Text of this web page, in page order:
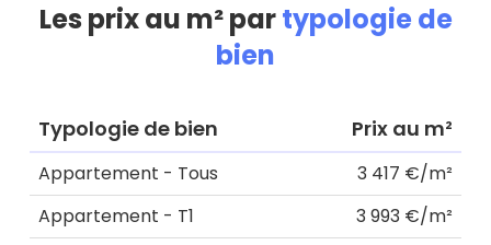
Les prix au m² partypologie de
bien
Typologie de bien Prix au m²
Appartement - Tous
3 417 €/m²
Appartement - T1
3 993 €/m²